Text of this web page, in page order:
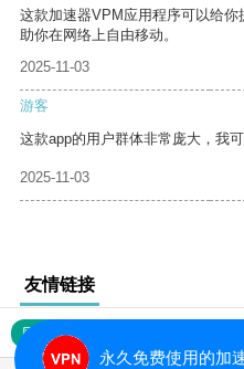
这款加速器VPM应用程序可以给
助你在网络上自由移动。
2025-11-03
游客
这款app的用户群体非常庞大，我
2025-11-03
友情链接
网站地图
永久免费使用的加